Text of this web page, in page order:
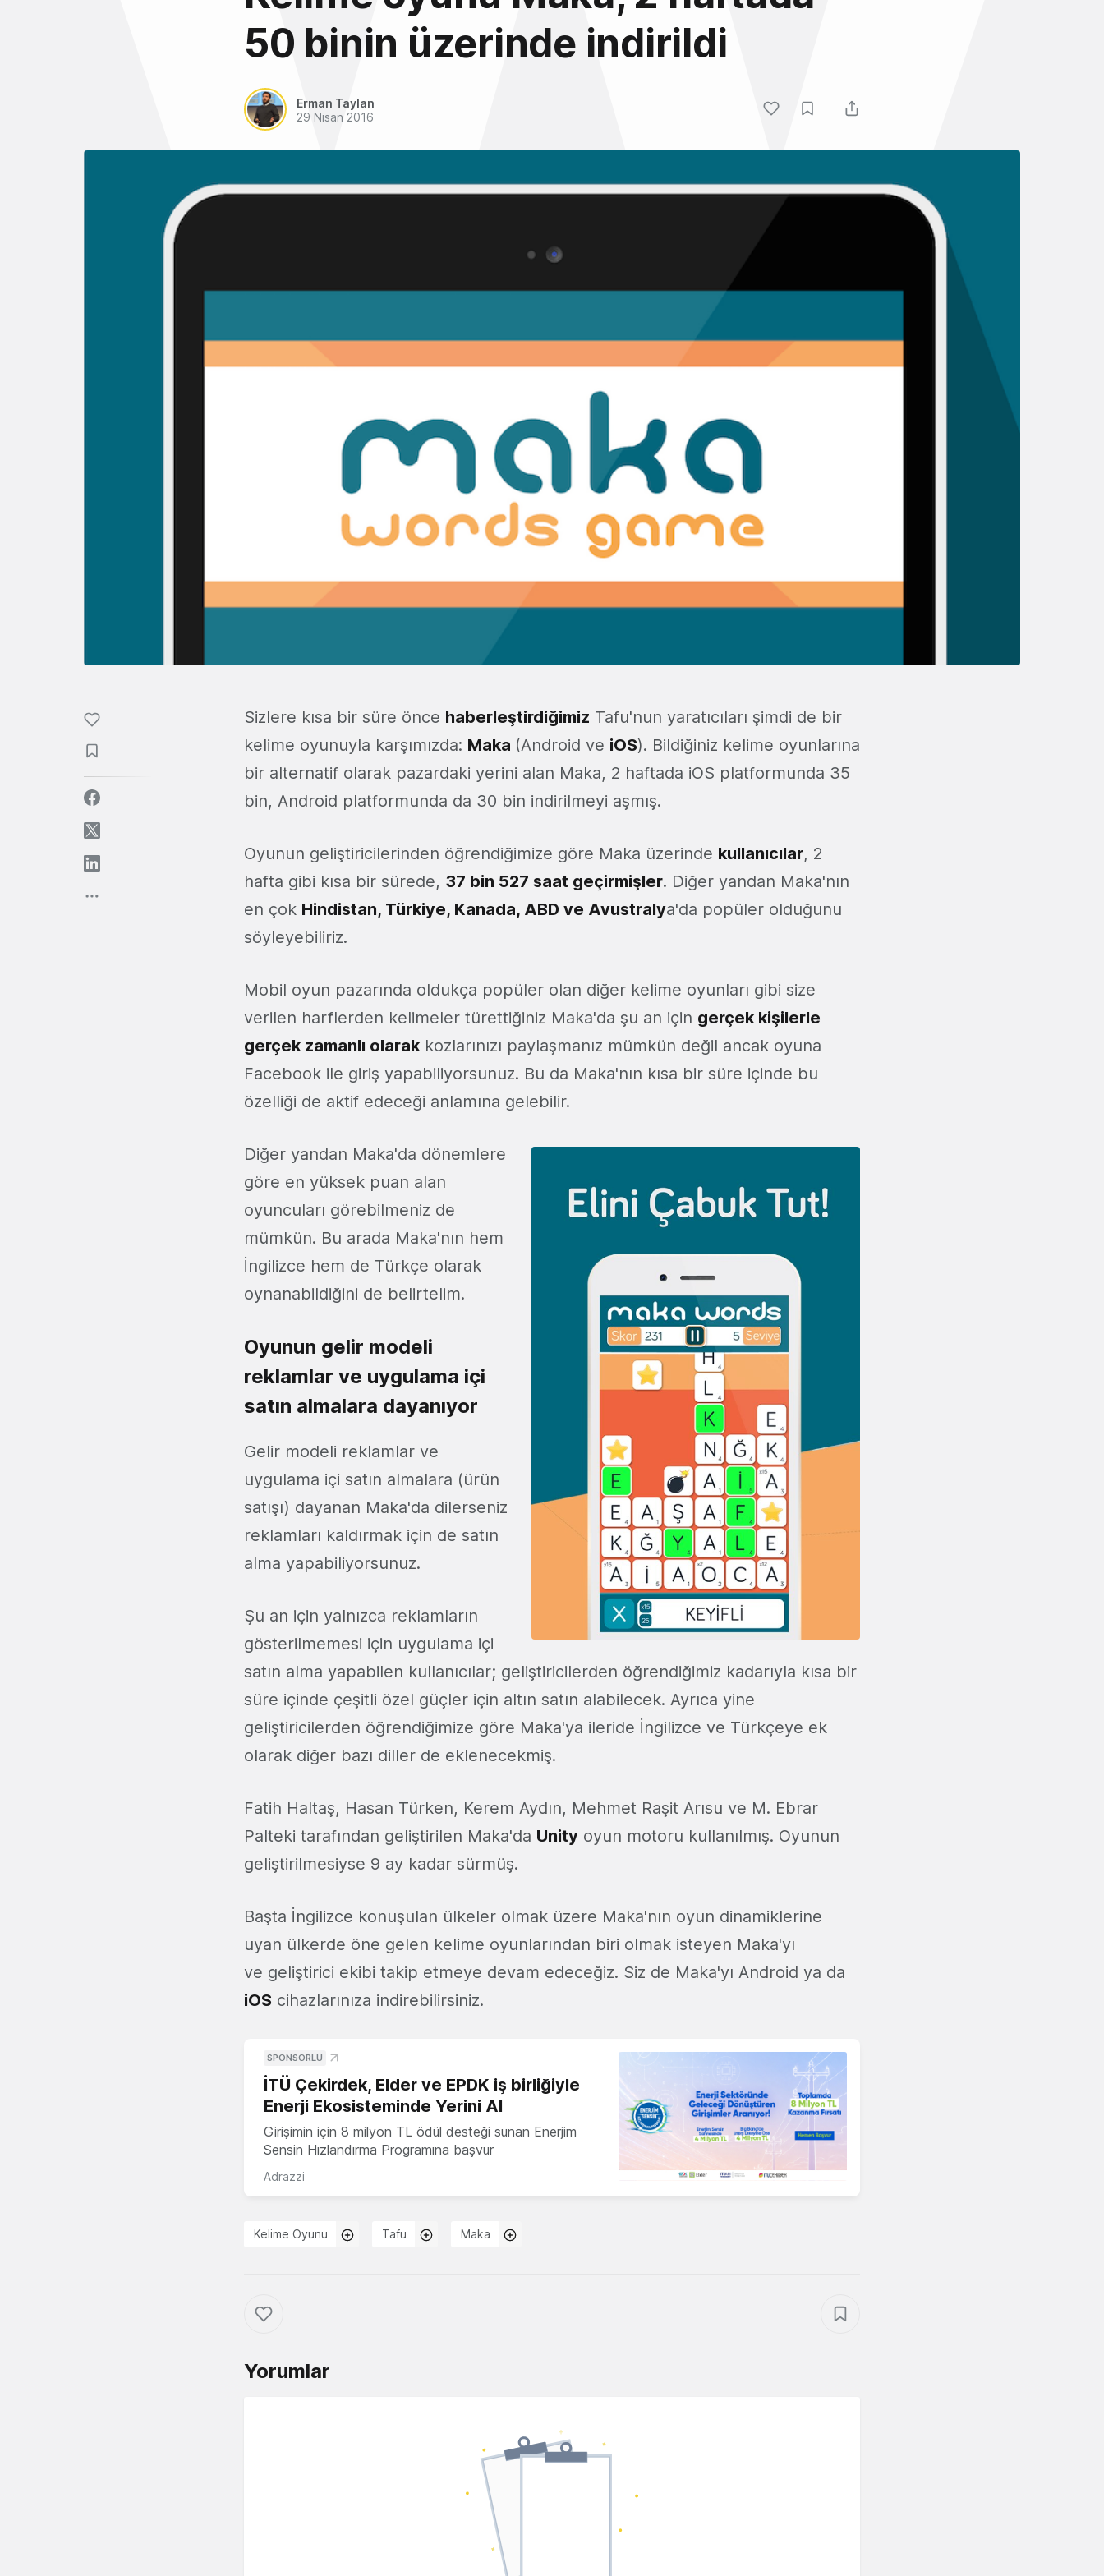
50 binin üzerinde indirildi
Erman Taylan
29 Nisan 2016
Sizlere kısa bir süre önce haberleştirdiğimiz Tafu'nun yaratıcıları şimdi de bir
kelime oyunuyla karşımızda: Maka (Android ve iOS). Bildiğiniz kelime oyunlarına
bir alternatif olarak pazardaki yerini alan Maka, 2 haftada iOS platformunda 35
bin, Android platformunda da 30 bin indirilmeyi aşmış.
Oyunun geliştiricilerinden öğrendiğimize göre Maka üzerinde kullanıcılar, 2
hafta gibi kısa bir sürede, 37 bin 527 saat geçirmişler. Diğer yandan Maka'nın
en çok Hindistan, Türkiye, Kanada, ABD ve Avustralya'da popüler olduğunu
söyleyebiliriz.
Mobil oyun pazarında oldukça popüler olan diğer kelime oyunları gibi size
verilen harflerden kelimeler türettiğiniz Maka'da şu an için gerçek kişilerle
gerçek zamanlı olarakkozlarınızı paylaşmanız mümkün değil ancak oyuna
Facebook ile giriş yapabiliyorsunuz. Bu da Maka'nın kısa bir süre içinde bu
özelliği de aktif edeceği anlamına gelebilir.
Diğer yandan Maka'da dönemlere
göre en yüksek puan alan
oyuncuları görebilmeniz de
mümkün. Bu arada Maka'nın hem
İngilizce hem de Türkçe olarak
oynanabildiğini de belirtelim.
Oyunun gelir modeli
reklamlar ve uygulama içi
satın almalara dayanıyor
Gelir modeli reklamlar ve
uygulama içi satın almalara (ürün
satışı) dayanan Maka'da dilerseniz
reklamları kaldırmak için de satın
alma yapabiliyorsunuz.
Şu an için yalnızca reklamların
gösterilmemesi için uygulama içi
satın alma yapabilen kullanıcılar; geliştiricilerden öğrendiğimiz kadarıyla kısa bir
süre içinde çeşitli özel güçler için altın satın alabilecek. Ayrıca yine
geliştiricilerden öğrendiğimize göre Maka'ya ileride İngilizce ve Türkçeye ek
olarak diğer bazı diller de eklenecekmiş.
Fatih Haltaş, Hasan Türken, Kerem Aydın, Mehmet Raşit Arısu ve M. Ebrar
Palteki tarafından geliştirilen Maka'da Unity oyun motoru kullanılmış. Oyunun
geliştirilmesiyse 9 ay kadar sürmüş.
Başta İngilizce konuşulan ülkeler olmak üzere Maka'nın oyun dinamiklerine
uyan ülkerde öne gelen kelime oyunlarından biri olmak isteyen Maka'yı
ve geliştirici ekibi takip etmeye devam edeceğiz. Siz de Maka'yı Android ya da
iOS cihazlarınıza indirebilirsiniz.
SPONSORLU
İTÜ Çekirdek, Elder ve EPDK iş birliğiyle
Enerji Ekosisteminde Yerini Al
Girişimin için 8 milyon TL ödül desteği sunan Enerjim
Sensin Hızlandırma Programına başvur
Adrazzi
Kelime Oyunu Tafu Maka
Yorumlar